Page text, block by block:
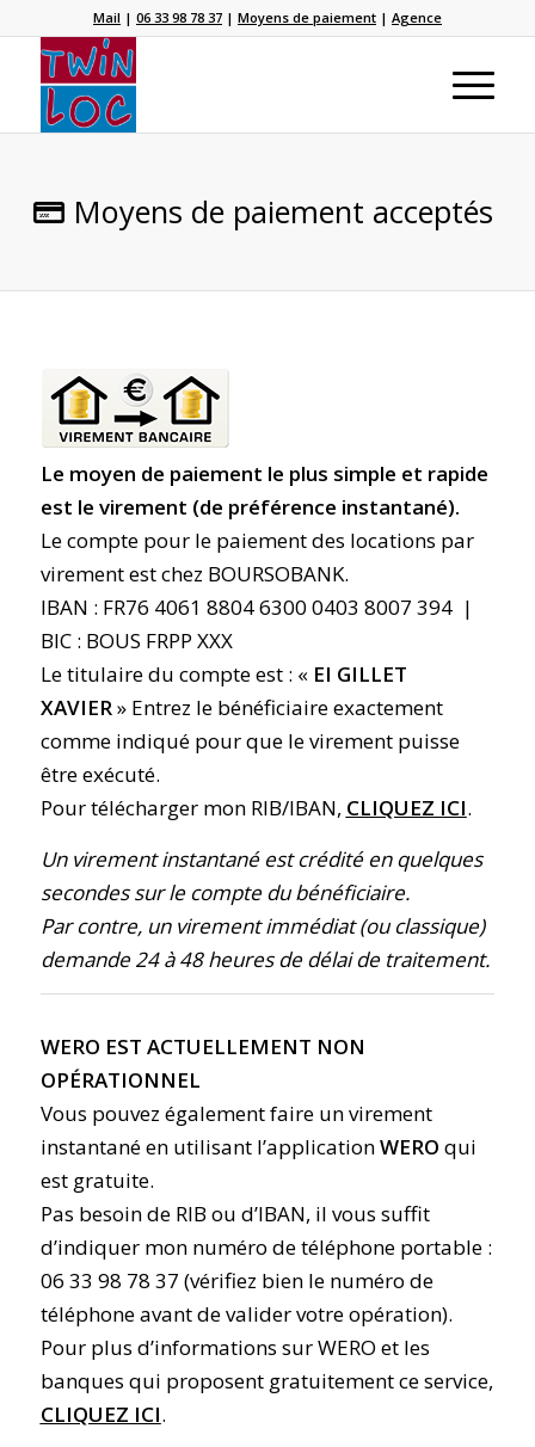
Mail | 06 33 98 78 37| Moyens de paiement| Agence
Moyens de paiement acceptés
Le moyen de paiement le plus simple et rapide
est le virement (de préférence instantané).
Le compte pour le paiement des locations par
virement est chez BOURSOBANK.
IBAN : FR76 4061 8804 6300 0403 8007 394|
BIC : BOUS FRPP XXX
Le titulaire du compte est : « EI GILLET
XAVIER» Entrez le bénéficiaire exactement
comme indiqué pour que le virement puisse
être exécuté.
Pour télécharger mon RIB/IBAN, CLIQUEZ ICI.
Un virement instantané est crédité en quelques
secondes sur le compte du bénéficiaire.
Par contre, un virement immédiat (ou classique)
demande 24 à 48 heures de délai de traitement.
WERO EST ACTUELLEMENT NON
OPÉRATIONNEL
Vous pouvez également faire un virement
instantané en utilisant l’applicationWERO qui
est gratuite.
Pas besoin de RIB ou d’IBAN, il vous suffit
d’indiquer mon numéro de téléphone portable :
06 33 98 78 37 (vérifiez bien le numéro de
téléphone avant de valider votre opération).
Pour plus d’informations sur WERO et les
banques qui proposent gratuitement ce service,
CLIQUEZ ICI.